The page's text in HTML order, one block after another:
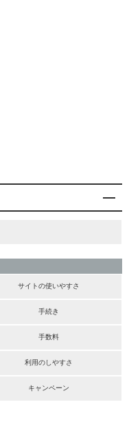
サイトの使いやすさ
手続き
手数料
利用のしやすさ
キャンペーン